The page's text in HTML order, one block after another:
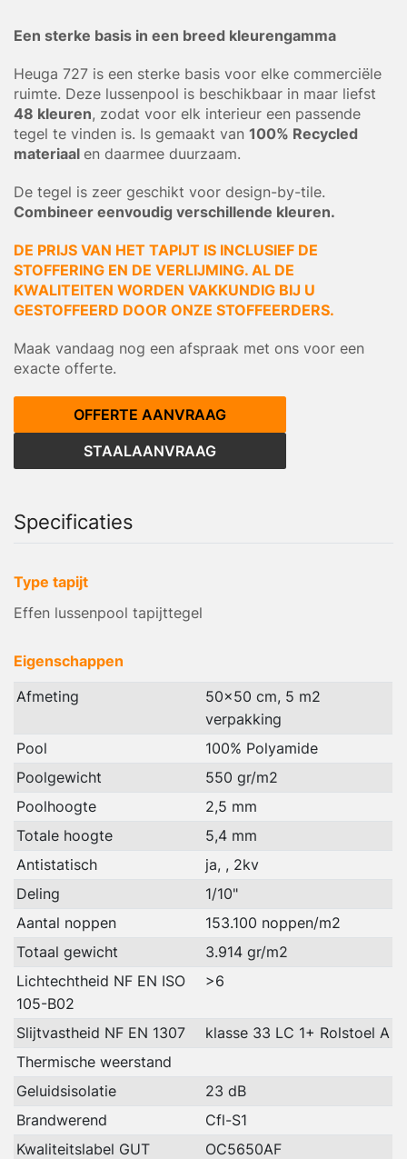
Een sterke basis in een breed kleurengamma
Heuga 727 is een sterke basis voor elke commerciële
ruimte. Deze lussenpool is beschikbaar in maar liefst
48 kleuren, zodat voor elk interieur een passende
tegel te vinden is. Is gemaakt van 100% Recycled
materiaal en daarmee duurzaam.
De tegel is zeer geschikt voor design-by-tile.
Combineer eenvoudig verschillende kleuren.
DE PRIJS VAN HET TAPIJT IS INCLUSIEF DE
STOFFERING EN DE VERLIJMING. AL DE
KWALITEITEN WORDEN VAKKUNDIG BIJ U
GESTOFFEERD DOOR ONZE STOFFEERDERS.
Maak vandaag nog een afspraak met ons voor een
exacte offerte.
OFFERTE AANVRAAG
STAALAANVRAAG
Specificaties
Type tapijt
Effen lussenpool tapijttegel
Eigenschappen
Afmeting
50x50 cm, 5 m2
verpakking
Pool
100% Polyamide
Poolgewicht
550 gr/m2
Poolhoogte
2,5 mm
Totale hoogte
5,4 mm
Antistatisch
ja, , 2kv
Deling
1/10"
Aantal noppen
153.100 noppen/m2
Totaal gewicht
3.914 gr/m2
Lichtechtheid NF EN ISO
105-B02
>6
Slijtvastheid NF EN 1307
klasse 33 LC 1+ Rolstoel A
Thermische weerstand
Geluidsisolatie
23 dB
Brandwerend
Cfl-S1
Kwaliteitslabel GUT
OC5650AF